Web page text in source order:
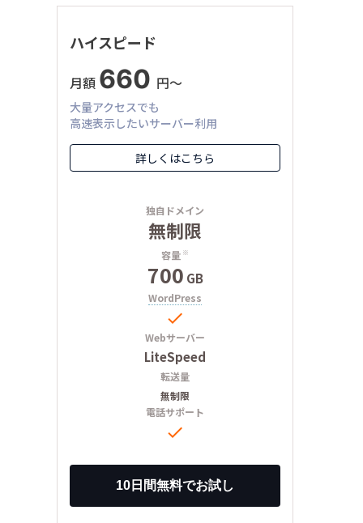
ハイスピード
月額 660 円〜
大量アクセスでも
高速表示したいサーバー利用
詳しくはこちら
独自ドメイン
無制限
容量 ※
700 GB
WordPress

Webサーバー
LiteSpeed
転送量
無制限
電話サポート
